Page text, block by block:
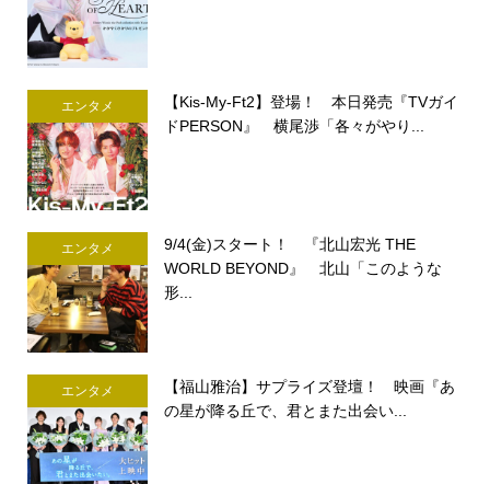
エンタメ
【Kis-My-Ft2】登場！ 本日発売『TVガイ
ドPERSON』 横尾渉「各々がやり...
エンタメ
9/4(金)スタート！ 『北山宏光 THE
WORLD BEYOND』 北山「このような
形...
エンタメ
【福山雅治】サプライズ登壇！ 映画『あ
の星が降る丘で、君とまた出会い...